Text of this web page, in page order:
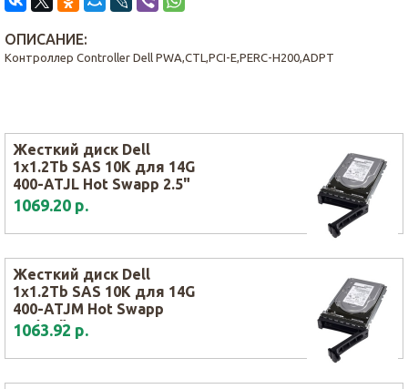
ОПИСАНИЕ:
Контроллер Controller Dell PWA,CTL,PCI-E,PERC-H200,ADPT
Жесткий диск Dell
1x1.2Tb SAS 10K для 14G
400-ATJL Hot Swapp 2.5"
1069.20 р.
Жесткий диск Dell
1x1.2Tb SAS 10K для 14G
400-ATJM Hot Swapp
2.5/3.5"
1063.92 р.